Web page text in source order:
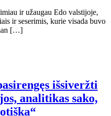
ir užaugau Edo valstijoje,
ir seserimis, kurie visada buvo
[…]
išsiveržti
analitikas sako,